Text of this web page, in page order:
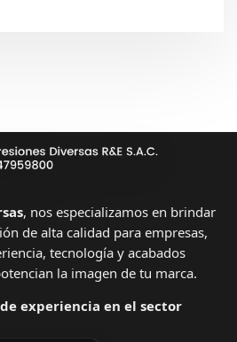
, nos especializamos en brindar
de alta calidad para empresas,
tecnología y acabados
la imagen de tu marca.
experiencia en el sector